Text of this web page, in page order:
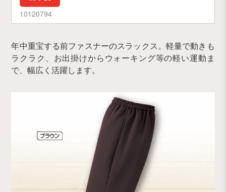
10120794
年中重宝する前ファスナーのスラックス。軽量で動きも
ラクラク、お出掛けからウォーキング等の軽い運動ま
で、幅広く活躍します。